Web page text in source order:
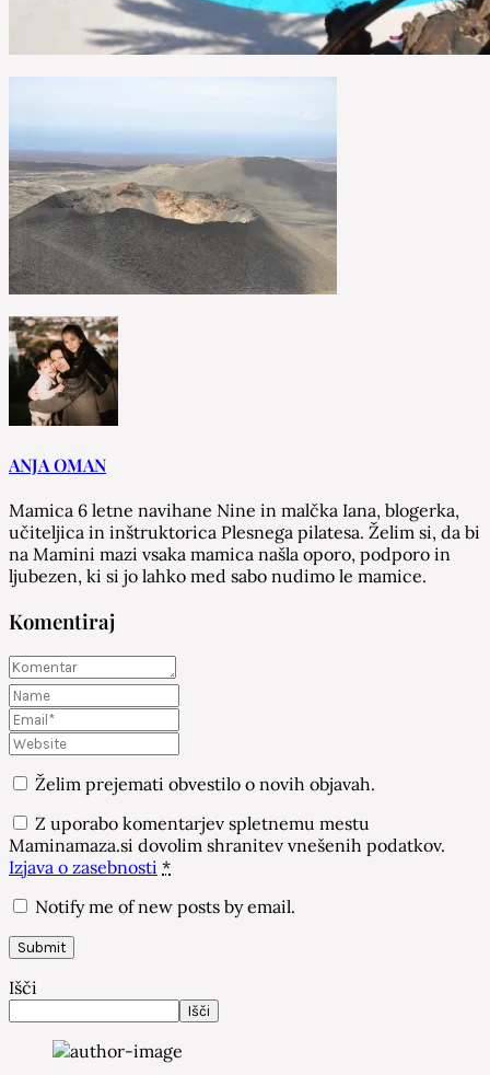
ANJA OMAN
Mamica 6 letne navihane Nine in malčka Iana, blogerka,
učiteljica in inštruktorica Plesnega pilatesa. Želim si, da bi
na Mamini mazi vsaka mamica našla oporo, podporo in
ljubezen, ki si jo lahko med sabo nudimo le mamice.
Komentiraj
Želim prejemati obvestilo o novih objavah.
Z uporabo komentarjev spletnemu mestu
Maminamaza.si dovolim shranitev vnešenih podatkov.
Izjava o zasebnosti *
Notify me of new posts by email.
Išči
Išči